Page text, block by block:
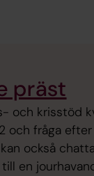
präst
och krisstöd
och fråga
också
en